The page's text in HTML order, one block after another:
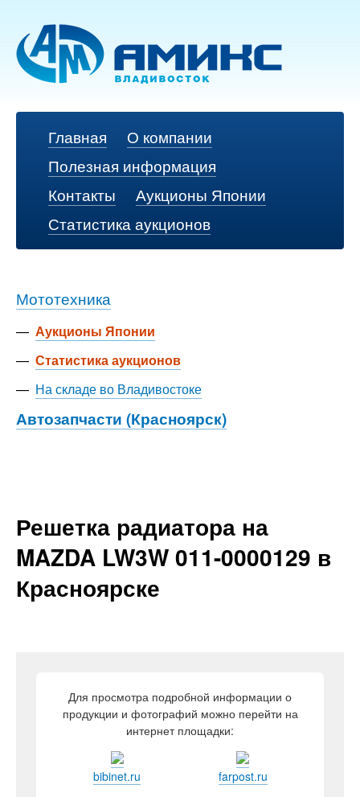
Главная
О компании
Полезная информация
Контакты
Аукционы Японии
Статистика аукционов
Мототехника
— Аукционы Японии
— Статистика аукционов
— На складе во Владивостоке
Автозапчасти (Красноярск)
Решетка радиатора на
MAZDA LW3W 011-0000129 в
Красноярске
Для просмотра подробной информации о
продукции и фотографий можно перейти на
интернет площадки:
bibinet.ru farpost.ru